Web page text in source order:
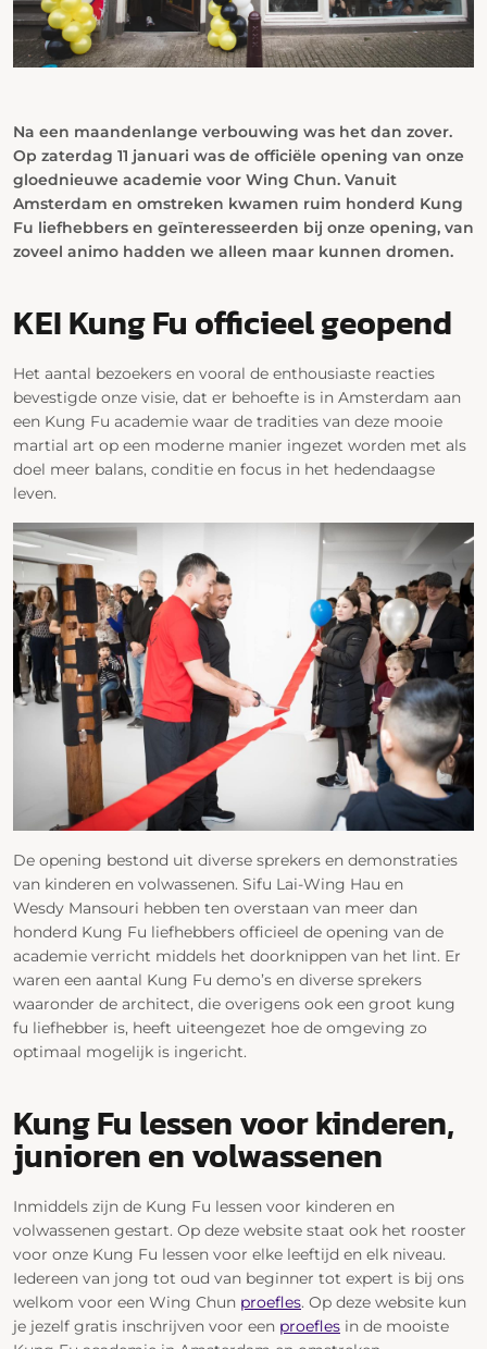
Na een maandenlange verbouwing was het dan zover.
Op zaterdag 11 januari was de officiële opening van onze
gloednieuwe academie voor Wing Chun. Vanuit
Amsterdam en omstreken kwamen ruim honderd Kung
Fu liefhebbers en geïnteresseerden bij onze opening, van
zoveel animo hadden we alleen maar kunnen dromen.
KEI Kung Fu officieel geopend
Het aantal bezoekers en vooral de enthousiaste reacties
bevestigde onze visie, dat er behoefte is in Amsterdam aan
een Kung Fu academie waar de tradities van deze mooie
martial art op een moderne manier ingezet worden met als
doel meer balans, conditie en focus in het hedendaagse
leven.
De opening bestond uit diverse sprekers en demonstraties
van kinderen en volwassenen. Sifu Lai-Wing Hau en
Wesdy Mansouri hebben ten overstaan van meer dan
honderd Kung Fu liefhebbers officieel de opening van de
academie verricht middels het doorknippen van het lint. Er
waren een aantal Kung Fu demo’s en diverse sprekers
waaronder de architect, die overigens ook een groot kung
fu liefhebber is, heeft uiteengezet hoe de omgeving zo
optimaal mogelijk is ingericht.
Kung Fu lessen voor kinderen,
junioren en volwassenen
Inmiddels zijn de Kung Fu lessen voor kinderen en
volwassenen gestart. Op deze website staat ook het rooster
voor onze Kung Fu lessen voor elke leeftijd en elk niveau.
Iedereen van jong tot oud van beginner tot expert is bij ons
welkom voor een Wing Chun proefles. Op deze website kun
je jezelf gratis inschrijven voor een proefles in de mooiste